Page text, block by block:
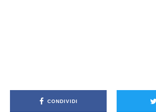
CONDIVIDI